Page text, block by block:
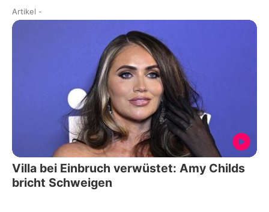
Artikel -
Villa bei Einbruch verwüstet: Amy Childs
bricht Schweigen